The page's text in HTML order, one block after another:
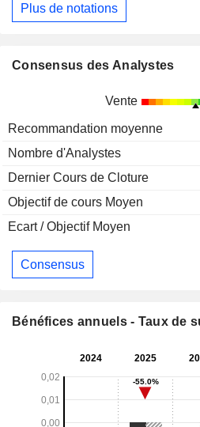
Plus de notations
Consensus des Analystes
Vente
Recommandation moyenne
Nombre d'Analystes
Dernier Cours de Cloture
Objectif de cours Moyen
Ecart / Objectif Moyen
Consensus
Bénéfices annuels - Taux de